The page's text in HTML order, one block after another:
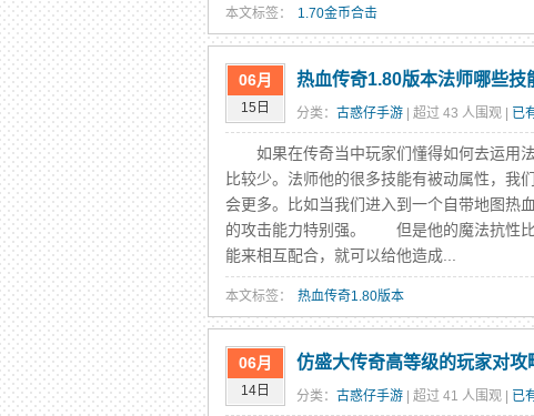
本文标签： 1.70金币合击
06月
15日
热血传奇1.80版本法师哪些
分类： 古惑仔手游 | 超过 43 人围观 | 已
如果在传奇当中玩家们懂得如何去运用法
比较少。法师他的很多技能有被动属性，我
会更多。比如当我们进入到一个自带地图热
的攻击能力特别强。 但是他的魔法抗性比
能来相互配合，就可以给他造成...
本文标签： 热血传奇1.80版本
06月
14日
仿盛大传奇高等级的玩家对攻
分类： 古惑仔手游 | 超过 41 人围观 | 已